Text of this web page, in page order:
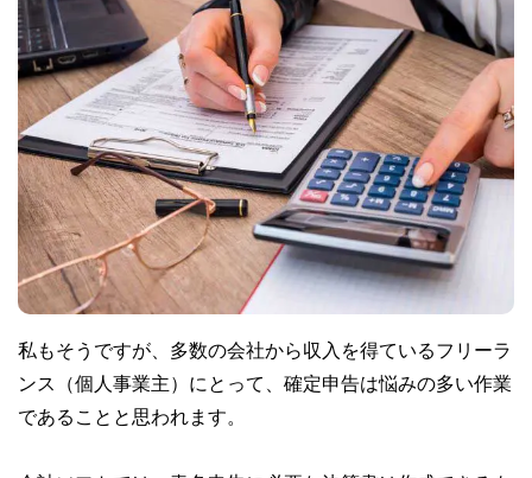
私もそうですが、多数の会社から収入を得ているフリーラ
ンス（個人事業主）にとって、確定申告は悩みの多い作業
であることと思われます。